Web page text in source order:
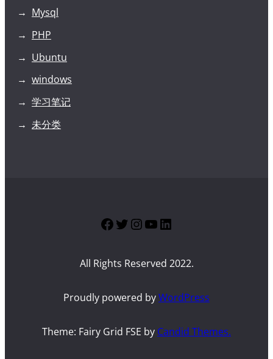
Mysql
PHP
Ubuntu
windows
学习笔记
未分类
Facebook
Twitter
Instagram
YouTube
LinkedIn
All Rights Reserved 2022.
Proudly powered byWordPress
Theme: Fairy Grid FSE by Candid Themes.